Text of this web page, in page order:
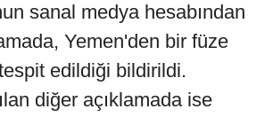
sanal medya hesabından
Yemen'den bir füze
tespit edildiği bildirildi.
diğer açıklamada ise